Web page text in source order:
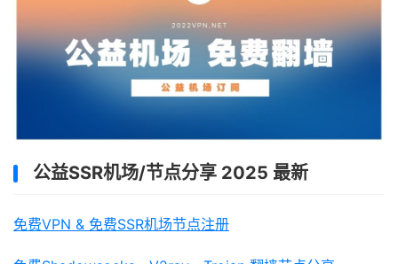
公益SSR机场/节点分享 2025 最新
免费VPN & 免费SSR机场节点注册